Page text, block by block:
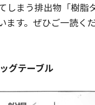
しまう排出物「樹
す。ぜひご一読くだ
グテーブル